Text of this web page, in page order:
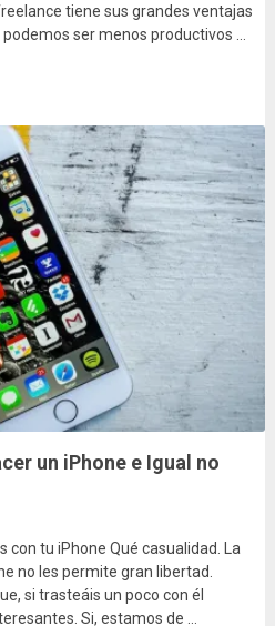
tiene sus grandes ventajas
ser menos productivos …
un iPhone e Igual no
con tu iPhone Qué casualidad. La
no les permite gran libertad.
si trasteáis un poco con él
Si, estamos de …